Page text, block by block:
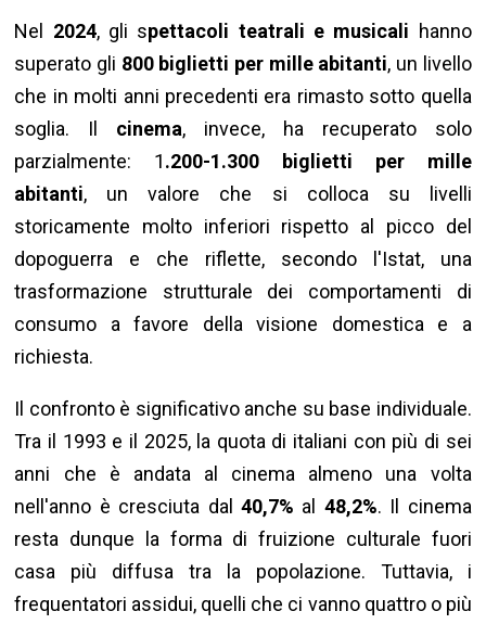
Nel 2024, gli spettacoli teatrali e musicali hanno
superato gli 800 biglietti per mille abitanti, un livello
che in molti anni precedenti era rimasto sotto quella
soglia. Il cinema, invece, ha recuperato solo
parzialmente: 1.200-1.300 biglietti per mille
abitanti, un valore che si colloca su livelli
storicamente molto inferiori rispetto al picco del
dopoguerra e che riflette, secondo l'Istat, una
trasformazione strutturale dei comportamenti di
consumo a favore della visione domestica e a
richiesta.
Il confronto è significativo anche su base individuale.
Tra il 1993 e il 2025, la quota di italiani con più di sei
anni che è andata al cinema almeno una volta
nell'anno è cresciuta dal 40,7% al 48,2%. Il cinema
resta dunque la forma di fruizione culturale fuori
casa più diffusa tra la popolazione. Tuttavia, i
frequentatori assidui, quelli che ci vanno quattro o più